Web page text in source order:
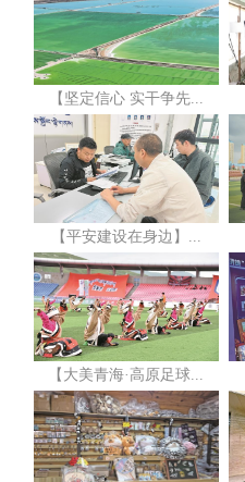
【坚定信心 实干争先...
【平安建设在身边】...
【大美青海·高原足球...